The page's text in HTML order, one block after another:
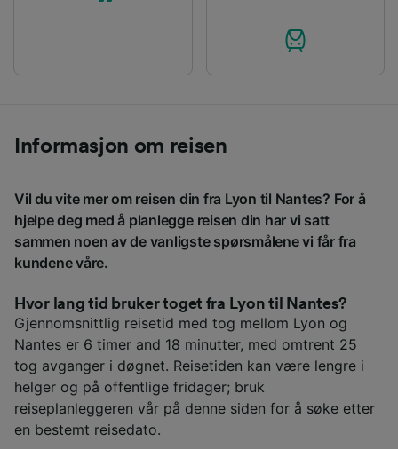
Informasjon om reisen
Vil du vite mer om reisen din fra Lyon til Nantes? For å
hjelpe deg med å planlegge reisen din har vi satt
sammen noen av de vanligste spørsmålene vi får fra
kundene våre.
Hvor lang tid bruker toget fra Lyon til Nantes?
Gjennomsnittlig reisetid med tog mellom Lyon og
Nantes er 6 timer and 18 minutter, med omtrent 25
tog avganger i døgnet. Reisetiden kan være lengre i
helger og på offentlige fridager; bruk
reiseplanleggeren vår på denne siden for å søke etter
en bestemt reisedato.